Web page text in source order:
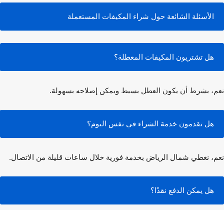
الأسئلة الشائعة حول شراء المكيفات المستعملة
هل تشتريون المكيفات المعطلة؟
بشرط أن يكون العطل بسيط ويمكن إصلاحه بسهولة.
هل تقدمون خدمة الشراء في نفس اليوم؟
نغطي شمال الرياض بخدمة فورية خلال ساعات قليلة من الاتصال.
هل يمكن الدفع نقدًا؟